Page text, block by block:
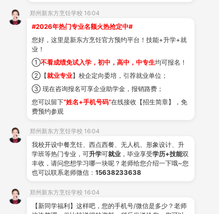
 短信获取学费
姓名
电话
郑州新东方烹饪学校 16:04
#2026年热门专业名额火热抢定中#
您好，这里是新东方烹饪官方预约平台！技能+升学+就
业！
①不看成绩免试入学，初中，高中，中专生均可报名！
②【就业专业】校企定向委培，引荐就业单位；
③ 现在咨询报名可享企业助学金，报销路费；
您可以留下“姓名+手机号码”在线接收【招生简章】，免
费预约参观
郑州新东方烹饪学校 16:04
我校开设中餐烹饪、西点西餐、无人机、形象设计、升
学班等热门专业，可升学可就业 ，毕业享受学历+技能双
丰收，请问您想学习哪一块呢？老师给您介绍一下哦~您
也可以联系老师微信： 15638233638
郑州新东方烹饪学校 16:04
【新同学福利】这样吧，您的手机号/微信是多少？老师